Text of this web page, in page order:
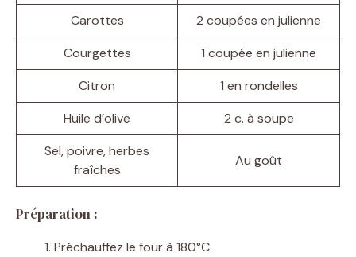
Carottes
2 coupées en julienne
Courgettes
1 coupée en julienne
Citron
1 en rondelles
Huile d’olive
2 c. à soupe
Sel, poivre, herbes
fraîches
Au goût
Préparation :
Préchauffez le four à 180°C.